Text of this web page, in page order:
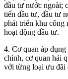
đầu tư nước ngoài;
tiến đầu tư, đầu tư
phát triển khu công
hoạt động đầu tư.
4. Cơ quan áp
chính, cơ quan hải
với từng loại ưu đãi